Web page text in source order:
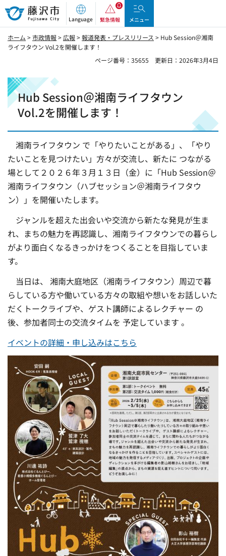
藤沢市
Language 緊急情報 メニュー
ホーム >市政情報 > 広報 >報道発表・プレスリリース > Hub Session＠湘南
ライフタウン Vol.2を開催します！
ページ番号：35655
更新日：2026年3月4日
Hub Session＠湘南ライフタウン
Vol.2を開催します！
湘南ライフタウン で「やりたいことがある」、「やり
たいことを見つけたい」方々が交流し、新たに つながる
場として２０２６年３月１３日（金）に「Hub Session＠
湘南ライフタウン（ハブセッション＠湘南ライフタウ
ン）」を開催いたします。
ジャンルを超えた出会いや交流から新たな発見が生ま
れ、まちの魅力を再認識し、湘南ライフタウンでの暮らし
がより面白くなるきっかけをつくることを目指していま
す。
当日は、 湘南大庭地区（湘南ライフタウン）周辺で暮
らしている方や働いている方々の取組や想いをお話しいた
だくトークライブや、ゲスト講師によるレクチャー の
後、参加者同士の交流タイムを 予定しています 。
イベントの詳細・申し込みはこちら